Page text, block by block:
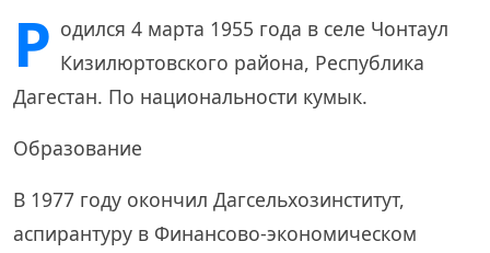
Р одился 4 марта 1955 года в селе Чонтаул
Кизилюртовского района, Республика
Дагестан. По национальности кумык.
Образование
В 1977 году окончил Дагсельхозинститут,
аспирантуру в Финансово-экономическом